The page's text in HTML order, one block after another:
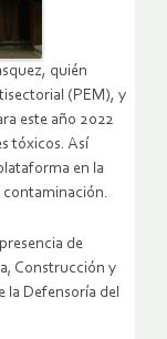
quién
(PEM), y
este año 2022
tóxicos. Así
en la
contaminación.
de
Construcción y
la Defensoría del